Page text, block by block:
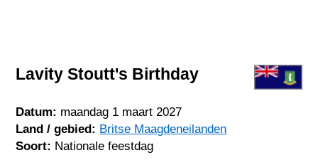
Lavity Stoutt's Birthday
Datum: maandag 1 maart 2027
Land / gebied: Britse Maagdeneilanden
Soort: Nationale feestdag